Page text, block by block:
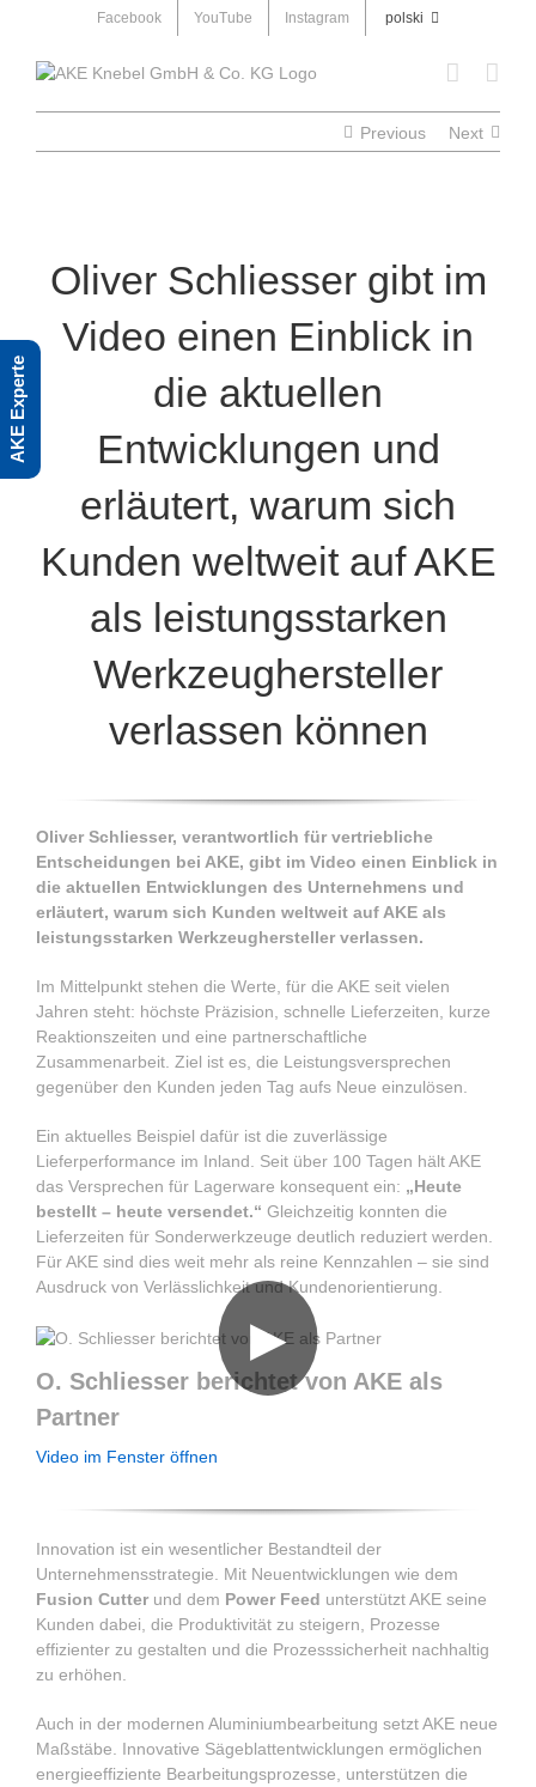
content
Facebook YouTube Instagram polski
Previous Next
Oliver Schliesser gibt im
Video einen Einblick in
die aktuellen
Entwicklungen und
erläutert, warum sich
Kunden weltweit auf AKE
als leistungsstarken
Werkzeughersteller
verlassen können
Oliver Schliesser, verantwortlich für vertriebliche
Entscheidungen bei AKE, gibt im Video einen Einblick in
die aktuellen Entwicklungen des Unternehmens und
erläutert, warum sich Kunden weltweit auf AKE als
leistungsstarken Werkzeughersteller verlassen.
Im Mittelpunkt stehen die Werte, für die AKE seit vielen
Jahren steht: höchste Präzision, schnelle Lieferzeiten, kurze
Reaktionszeiten und eine partnerschaftliche
Zusammenarbeit. Ziel ist es, die Leistungsversprechen
gegenüber den Kunden jeden Tag aufs Neue einzulösen.
Ein aktuelles Beispiel dafür ist die zuverlässige
Lieferperformance im Inland. Seit über 100 Tagen hält AKE
das Versprechen für Lagerware konsequent ein: „Heute
bestellt – heute versendet.“ Gleichzeitig konnten die
Lieferzeiten für Sonderwerkzeuge deutlich reduziert werden.
Für AKE sind dies weit mehr als reine Kennzahlen – sie sind
Ausdruck von Verlässlichkeit und Kundenorientierung.
▶
O. Schliesser berichtet von AKE als
Partner
Video im Fenster öffnen
Innovation ist ein wesentlicher Bestandteil der
Unternehmensstrategie. Mit Neuentwicklungen wie dem
Fusion Cutter und dem Power Feed unterstützt AKE seine
Kunden dabei, die Produktivität zu steigern, Prozesse
effizienter zu gestalten und die Prozesssicherheit nachhaltig
zu erhöhen.
Auch in der modernen Aluminiumbearbeitung setzt AKE neue
Maßstäbe. Innovative Sägeblattentwicklungen ermöglichen
energieeffiziente Bearbeitungsprozesse, unterstützen die
AKE Experte